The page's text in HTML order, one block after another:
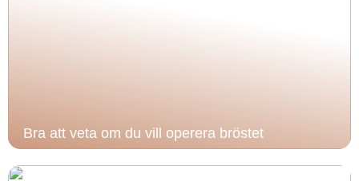
Bra att veta om du vill operera bröstet